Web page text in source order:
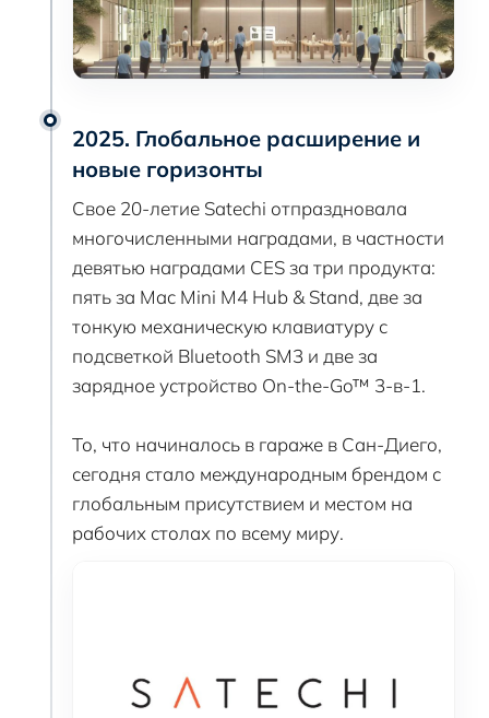
2025. Глобальное расширение и
новые горизонты
Свое 20-летие Satechi отпраздновала
многочисленными наградами, в частности
девятью наградами CES за три продукта:
пять за Mac Mini M4 Hub & Stand, две за
тонкую механическую клавиатуру с
подсветкой Bluetooth SM3 и две за
зарядное устройство On-the-Go™ 3-в-1.
То, что начиналось в гараже в Сан-Диего,
сегодня стало международным брендом с
глобальным присутствием и местом на
рабочих столах по всему миру.